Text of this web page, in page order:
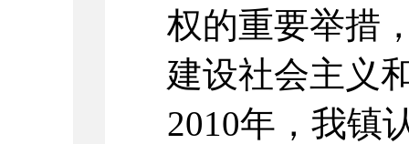
权的重要举措
建设社会主义
2010年，我镇